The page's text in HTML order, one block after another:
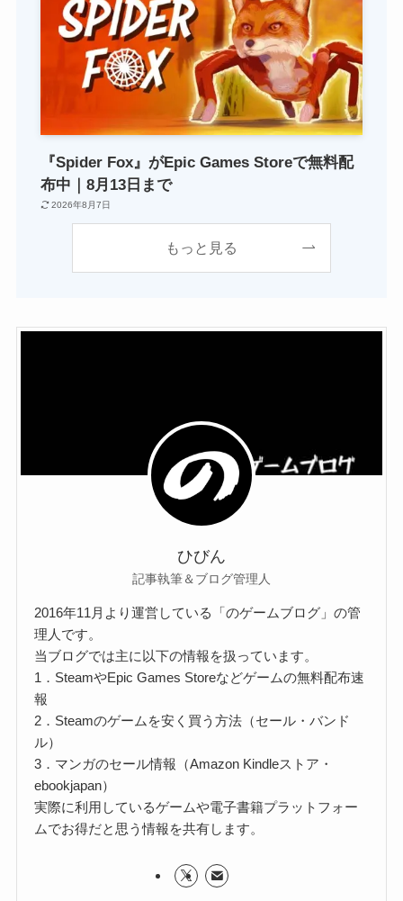
『Spider Fox』がEpic Games Storeで無料配
布中｜8月13日まで
2026年8月7日
もっと見る
ひびん
記事執筆＆ブログ管理人
2016年11月より運営している「のゲームブログ」の管
理人です。
当ブログでは主に以下の情報を扱っています。
1．SteamやEpic Games Storeなどゲームの無料配布速
報
2．Steamのゲームを安く買う方法（セール・バンド
ル）
3．マンガのセール情報（Amazon Kindleストア・
ebookjapan）
実際に利用しているゲームや電子書籍プラットフォー
ムでお得だと思う情報を共有します。